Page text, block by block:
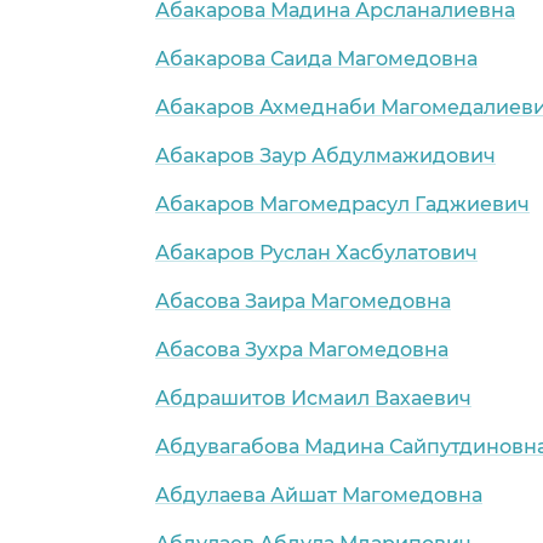
Абакарова Мадина Арсланалиевна
Абакарова Саида Магомедовна
Абакаров Ахмеднаби
Абакаров Заур Абдулмажидович
Абакаров Магомедрасул Гаджиевич
Абакаров Руслан Хасбулатович
Абасова Заира Магомедовна
Абасова Зухра Магомедовна
Абдрашитов Исмаил Вахаевич
Абдувагабова Мадина
Абдулаева Айшат Магомедовна